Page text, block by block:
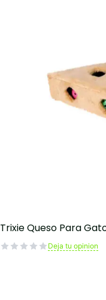
Trixie Queso Para
Deja tu opinion